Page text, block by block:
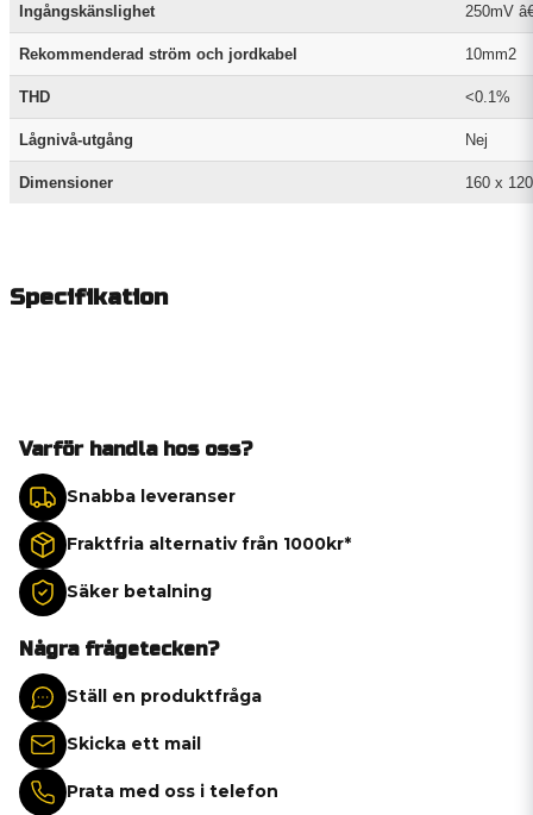
Ingångskänslighet 250mV
Rekommenderad ström och jordkabel 10mm2
THD <0.1%
Lågnivå-utgång Nej
Dimensioner 160 x
Specifikation
Varför handla hos oss?
Snabba leveranser
Fraktfria alternativ från 1000kr*
Säker betalning
Några frågetecken?
Ställ en produktfråga
Skicka ett mail
Prata med oss i telefon